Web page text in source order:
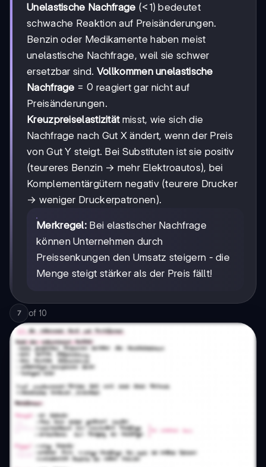
Unelastische Nachfrage (<1) bedeutet
schwache Reaktion auf Preisänderungen.
Benzin oder Medikamente haben meist
unelastische Nachfrage, weil sie schwer
ersetzbar sind. Vollkommen unelastische
Nachfrage =0
= 0 reagiert gar nicht auf
Preisänderungen.
Kreuzpreiselastizitätmisst, wie sich die
Nachfrage nach Gut X ändert, wenn der Preis
von Gut Y steigt. Bei Substituten ist sie positiv
(teureres Benzin → mehr Elektroautos), bei
Komplementärgütern negativ (teurere Drucker
→ weniger Druckerpatronen).
Merkregel: Bei elastischer Nachfrage
können Unternehmen durch
Preissenkungen den Umsatz steigern - die
Menge steigt stärker als der Preis fällt!
7 of 10